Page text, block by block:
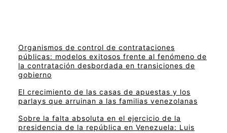
Organismos de control de contrataciones
públicas: modelos exitosos frente al fenómeno de
la contratación desbordada en transiciones de
gobierno
El crecimiento de las casas de apuestas y los
parlays que arruinan a las familias venezolanas
Sobre la falta absoluta en el ejercicio de la
presidencia de la república en Venezuela: Luis